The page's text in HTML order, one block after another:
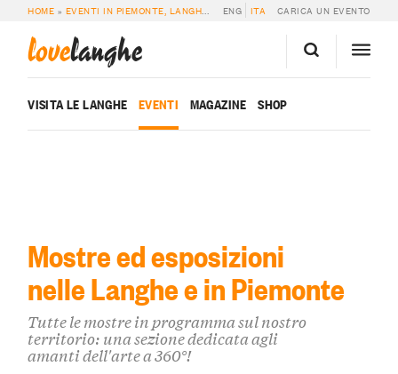
HOME » EVENTI IN PIEMONTE, LANGHE E ROERO »MOSTRE
ENG ITA CARICA UN EVENTO
lovelanghe
VISITA LE LANGHE EVENTI MAGAZINE SHOP
Mostre ed esposizioni
nelle Langhe e in Piemonte
Tutte le mostre in programma sul nostro
territorio: una sezione dedicata agli
amanti dell'arte a 360°!